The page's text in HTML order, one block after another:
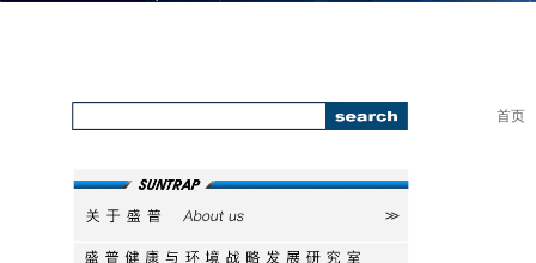
关于盛普
首页
111111